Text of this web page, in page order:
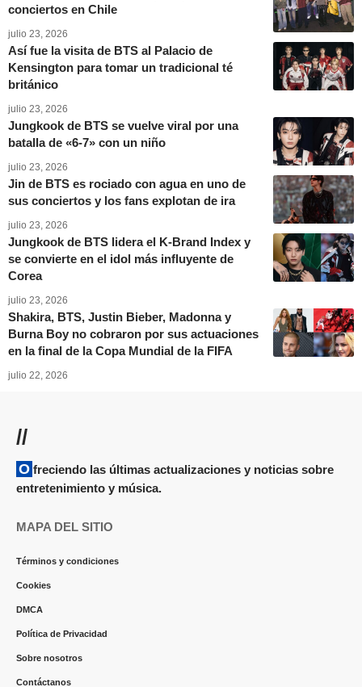
conciertos en Chile
julio 23, 2026
Así fue la visita de BTS al Palacio de
Kensington para tomar un tradicional té
británico
julio 23, 2026
Jungkook de BTS se vuelve viral por una
batalla de «6-7» con un niño
julio 23, 2026
Jin de BTS es rociado con agua en uno de
sus conciertos y los fans explotan de ira
julio 23, 2026
Jungkook de BTS lidera el K-Brand Index y
se convierte en el idol más influyente de
Corea
julio 23, 2026
Shakira, BTS, Justin Bieber, Madonna y
Burna Boy no cobraron por sus actuaciones
en la final de la Copa Mundial de la FIFA
julio 22, 2026
//
Ofreciendo las últimas actualizaciones y noticias sobre
entretenimiento y música.
MAPA DEL SITIO
Términos y condiciones
Cookies
DMCA
Política de Privacidad
Sobre nosotros
Contáctanos